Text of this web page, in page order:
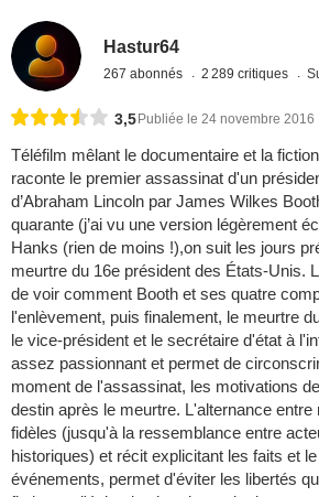
Hastur64
267 abonnés 2 289 critiques
3,5 Publiée le 24 novembre 2016
Téléfilm mêlant le documentaire et la
raconte le premier assassinat d'un
d’Abraham Lincoln par James Wilkes
quarante (j’ai vu une version légèrement
Hanks (rien de moins !),on suit les jours
meurtre du 16e président des États-Unis.
de voir comment Booth et ses quatre
l'enlèvement, puis finalement, le meurtre
le vice-président et le secrétaire d'état à
assez passionnant et permet de
moment de l'assassinat, les motivations
destin après le meurtre. L'alternance entre
fidèles (jusqu'à la ressemblance entre
historiques) et récit explicitant les faits et
événements, permet d'éviter les libertés